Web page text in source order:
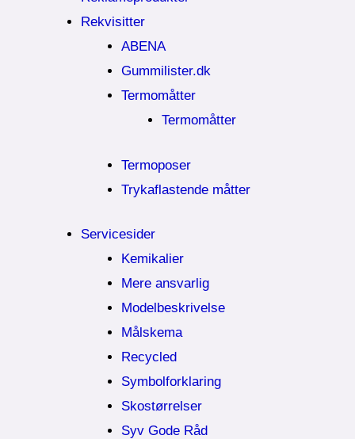
Rekvisitter
ABENA
Gummilister.dk
Termomåtter
Termomåtter
Termoposer
Trykaflastende måtter
Servicesider
Kemikalier​
Mere ansvarlig
Modelbeskrivelse
Målskema
Recycled
Symbolforklaring
Skostørrelser
Syv Gode Råd